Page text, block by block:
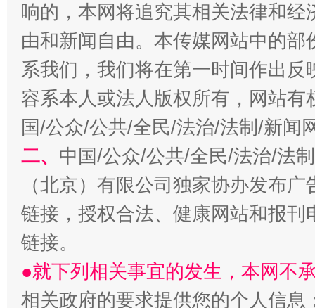
“刷贴”乱象丛生
生
响的，本网将追究其相关法律和
由和新闻自由。本传媒网站中的
系我们，我们将在第一时间作出
容系本人或法人版权所有，网站
国/公众/公共/全民/法治/法制/新闻
二、 中国/公众/公共/全民/法治/法
（北京）有限公司独家协办发布
链接，授权合法、健康网站和报
链接。
●就下列相关事宜的发生，本网不
相关政府的要求提供您的个人信息